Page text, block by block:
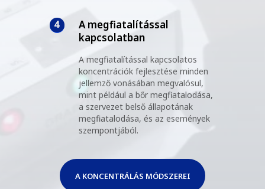
A megfiatalítással
kapcsolatban
A megfiatalítással kapcsolatos
koncentrációk fejlesztése minden
jellemző vonásában megvalósul,
mint például a bőr megfiatalodása,
a szervezet belső állapotának
megfiatalodása, és az események
szempontjából.
4
A KONCENTRÁLÁS MÓDSZEREI